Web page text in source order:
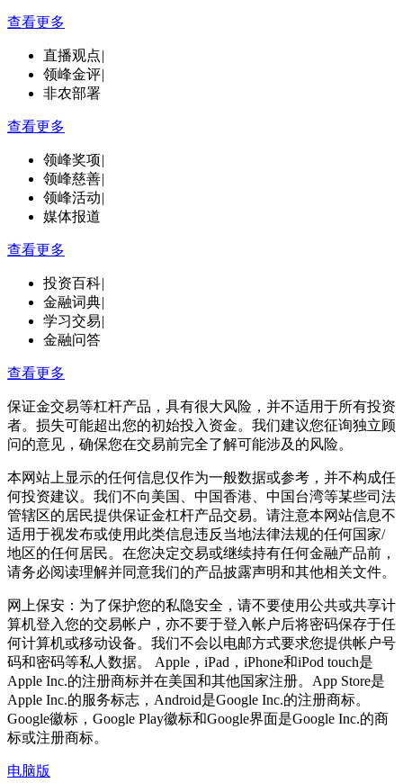
查看更多
直播观点|
领峰金评|
非农部署
查看更多
领峰奖项|
领峰慈善|
领峰活动|
媒体报道
查看更多
投资百科|
金融词典|
学习交易|
金融问答
查看更多
保证金交易等杠杆产品，具有很大风险，并不适用于所有投资
者。损失可能超出您的初始投入资金。我们建议您征询独立顾
问的意见，确保您在交易前完全了解可能涉及的风险。
本网站上显示的任何信息仅作为一般数据或参考，并不构成任
何投资建议。我们不向美国、中国香港、中国台湾等某些司法
管辖区的居民提供保证金杠杆产品交易。请注意本网站信息不
适用于视发布或使用此类信息违反当地法律法规的任何国家/
地区的任何居民。在您决定交易或继续持有任何金融产品前，
请务必阅读理解并同意我们的产品披露声明和其他相关文件。
网上保安：为了保护您的私隐安全，请不要使用公共或共享计
算机登入您的交易帐户，亦不要于登入帐户后将密码保存于任
何计算机或移动设备。我们不会以电邮方式要求您提供帐户号
码和密码等私人数据。 Apple，iPad，iPhone和iPod touch是
Apple Inc.的注册商标并在美国和其他国家注册。App Store是
Apple Inc.的服务标志，Android是Google Inc.的注册商标。
Google徽标，Google Play徽标和Google界面是Google Inc.的商
标或注册商标。
电脑版